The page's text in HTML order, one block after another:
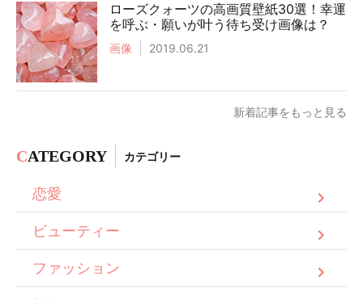
ローズクォーツの高画質壁紙30選！幸運
を呼ぶ・願いが叶う待ち受け画像は？
画像 2019.06.21
新着記事をもっと見る
CATEGORY カテゴリー
恋愛
ビューティー
ファッション